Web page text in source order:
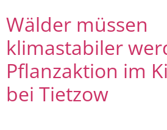
Wälder müssen
klimastabiler
Pflanzaktion im
bei Tietzow